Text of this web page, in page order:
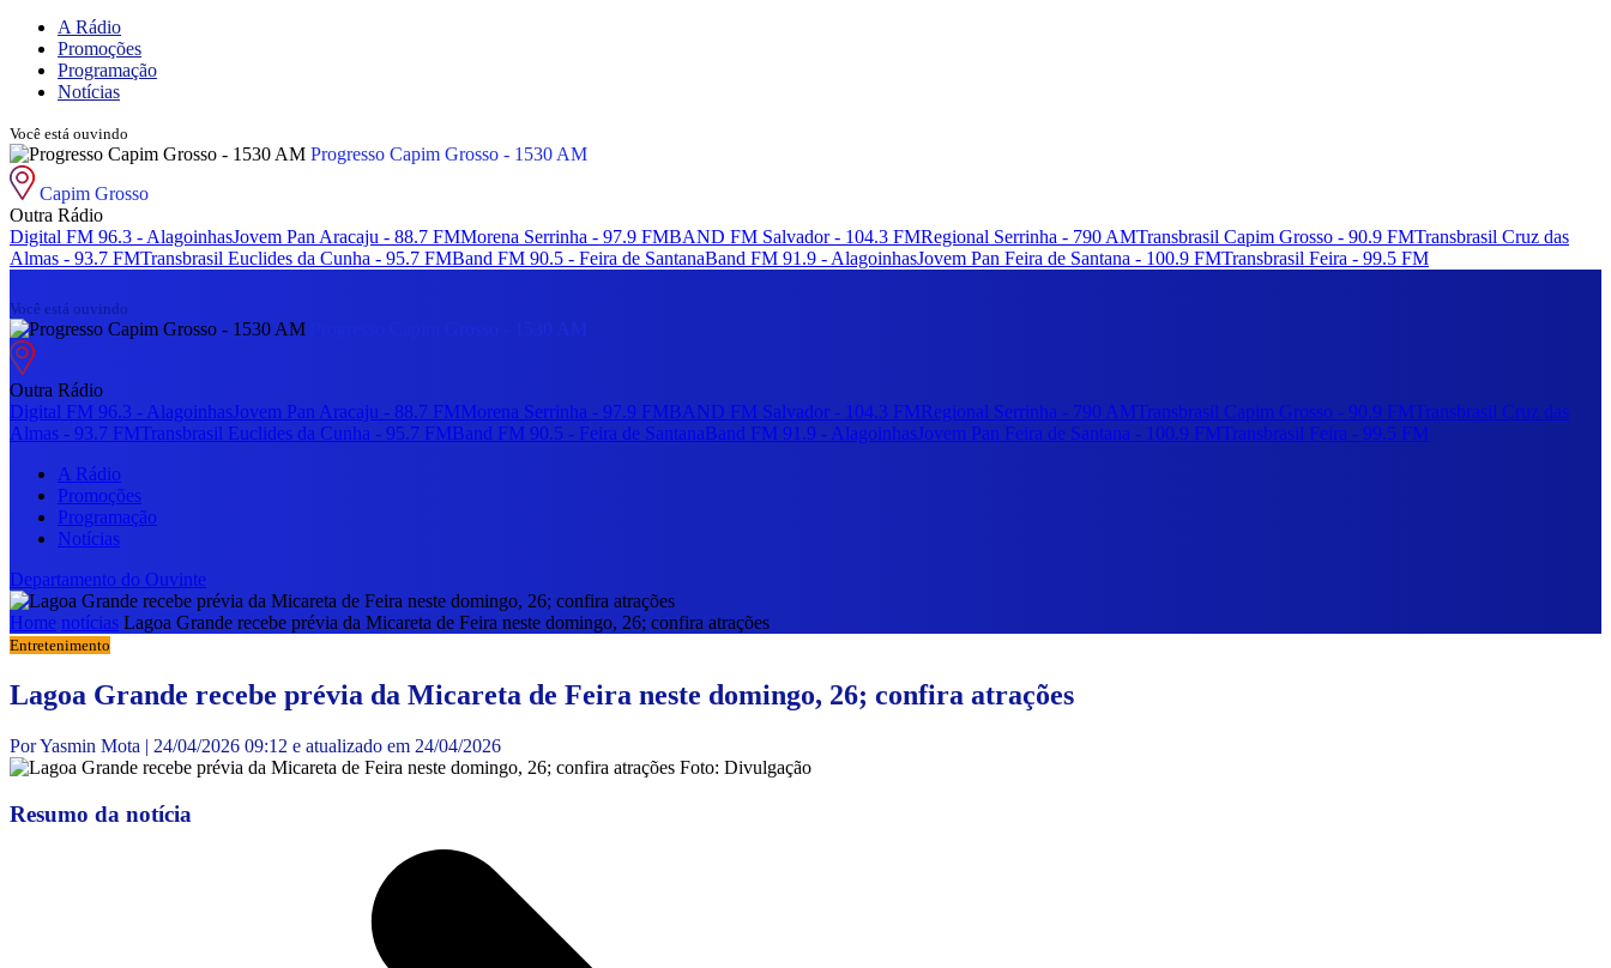
A Rádio
Promoções
Programação
Notícias
Você está ouvindo
Progresso Capim Grosso - 1530 AM
Capim Grosso
Outra Rádio
Digital FM 96.3 - AlagoinhasJovem Pan Aracaju - 88.7 FMMorena Serrinha - 97.9 FMBAND FM Salvador - 104.3 FMRegional Serrinha - 790 AMTransbrasil Capim Grosso - 90.9 FMTransbrasil Cruz das
Almas - 93.7 FMTransbrasil Euclides da Cunha - 95.7 FMBand FM 90.5 - Feira de SantanaBand FM 91.9 - AlagoinhasJovem Pan Feira de Santana - 100.9 FMTransbrasil Feira - 99.5 FM
Você está ouvindo
Progresso Capim Grosso - 1530 AM
Outra Rádio
Digital FM 96.3 - AlagoinhasJovem Pan Aracaju - 88.7 FMMorena Serrinha - 97.9 FMBAND FM Salvador - 104.3 FMRegional Serrinha - 790 AMTransbrasil Capim Grosso - 90.9 FMTransbrasil Cruz das
Almas - 93.7 FMTransbrasil Euclides da Cunha - 95.7 FMBand FM 90.5 - Feira de SantanaBand FM 91.9 - AlagoinhasJovem Pan Feira de Santana - 100.9 FMTransbrasil Feira - 99.5 FM
A Rádio
Promoções
Programação
Notícias
Departamento do Ouvinte
Home notícias Lagoa Grande recebe prévia da Micareta de Feira neste domingo, 26; confira atrações
Entretenimento
Lagoa Grande recebe prévia da Micareta de Feira neste domingo, 26; confira atrações
Por Yasmin Mota | 24/04/2026 09:12 e atualizado em 24/04/2026
Foto: Divulgação
Resumo da notícia